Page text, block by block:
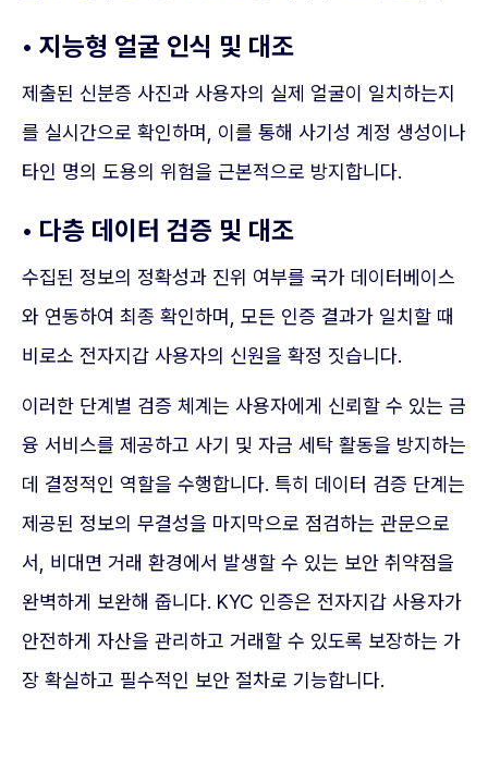
• 지능형 얼굴 인식 및 대조
제출된 신분증 사진과 사용자의 실제 얼굴이 일치하는지
를 실시간으로 확인하며, 이를 통해 사기성 계정 생성이나
타인 명의 도용의 위험을 근본적으로 방지합니다.
• 다층 데이터 검증 및 대조
수집된 정보의 정확성과 진위 여부를 국가 데이터베이스
와 연동하여 최종 확인하며, 모든 인증 결과가 일치할 때
비로소 전자지갑 사용자의 신원을 확정 짓습니다.
이러한 단계별 검증 체계는 사용자에게 신뢰할 수 있는 금
융 서비스를 제공하고 사기 및 자금 세탁 활동을 방지하는
데 결정적인 역할을 수행합니다. 특히 데이터 검증 단계는
제공된 정보의 무결성을 마지막으로 점검하는 관문으로
서, 비대면 거래 환경에서 발생할 수 있는 보안 취약점을
완벽하게 보완해 줍니다. KYC 인증은 전자지갑 사용자가
안전하게 자산을 관리하고 거래할 수 있도록 보장하는 가
장 확실하고 필수적인 보안 절차로 기능합니다.